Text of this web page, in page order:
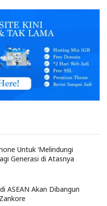
Untuk ‘Melindungi
Generasi di Atasnya
ASEAN Akan Dibangun